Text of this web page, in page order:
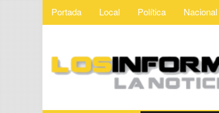
Portada Local Política Nacional